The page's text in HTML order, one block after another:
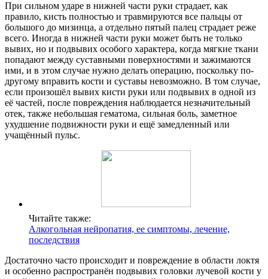
При сильном ударе в нижней части руки страдает, как
правило, кисть полностью и травмируются все пальцы от
большого до мизинца, а отдельно пятый палец страдает реже
всего. Иногда в нижней части руки может быть не только
вывих, но и подвывих особого характера, когда мягкие ткани
попадают между суставными поверхностями и зажимаются
ими, и в этом случае нужно делать операцию, поскольку по-
другому вправить кости и суставы невозможно. В том случае,
если произошёл вывих кисти руки или подвывих в одной из
её частей, после повреждения наблюдается незначительный
отек, также небольшая гематома, сильная боль, заметное
ухудшение подвижности руки и ещё замедленный или
учащённый пульс.
Читайте также:
Алкогольная нейропатия, ее симптомы, лечение,
последствия
Достаточно часто происходит и повреждение в области локтя
и особенно распространён подвывих головки лучевой кости у